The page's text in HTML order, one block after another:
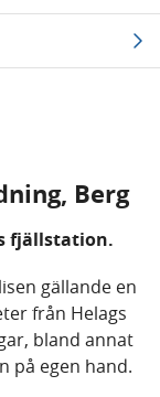
Berg
fjällstation.
gällande en
från Helags
bland annat
på egen hand.